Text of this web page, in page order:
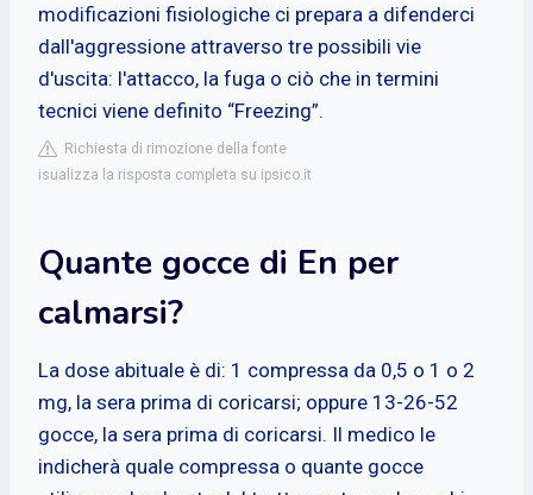
modificazioni fisiologiche ci prepara a difenderci
dall'aggressione attraverso tre possibili vie
d'uscita: l'attacco, la fuga o ciò che in termini
tecnici viene definito “Freezing”.
Richiesta di rimozione della fonte
isualizza la risposta completa su ipsico.it
Quante gocce di En per
calmarsi?
La dose abituale è di: 1 compressa da 0,5 o 1 o 2
mg, la sera prima di coricarsi; oppure 13-26-52
gocce, la sera prima di coricarsi. Il medico le
indicherà quale compressa o quante gocce